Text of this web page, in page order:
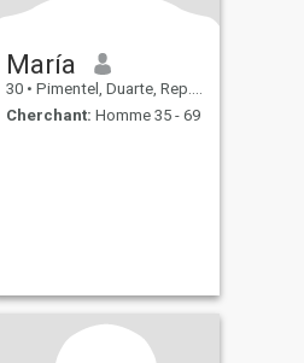
María
30 • Pimentel, Duarte, Rep.Dominicaine
Cherchant: Homme 35 - 69